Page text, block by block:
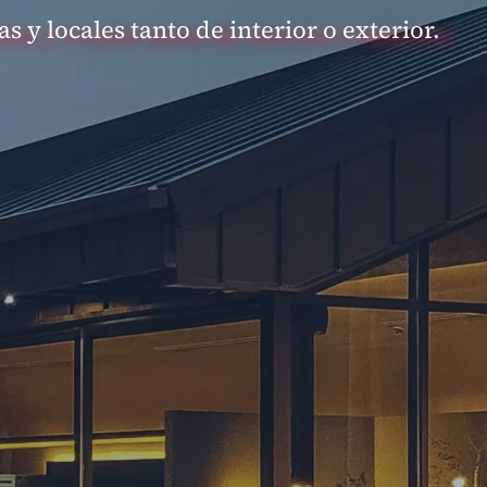
y locales tanto de interior o exterior.